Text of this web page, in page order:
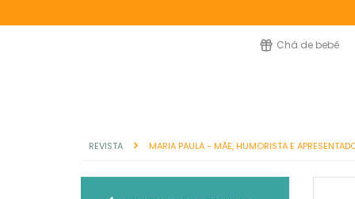
Chá de bebê
REVISTA MARIA PAULA - MÃE, HUMORISTA E